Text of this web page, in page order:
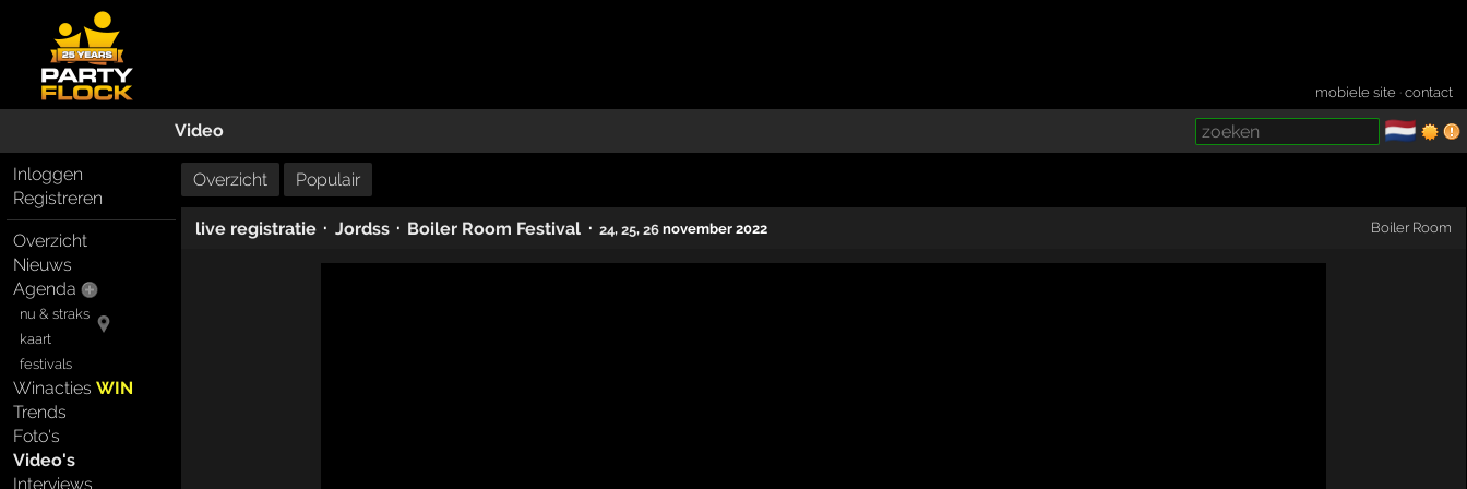
mobiele site ·contact
Video 🇳🇱
Inloggen
Registreren
Overzicht
Nieuws
Agenda
nu & straks
kaart
festivals
WinactiesWIN
Trends
Foto's
Video's
Interviews
Overzicht Populair
live registratie · Jordss · Boiler Room Festival · 24,25,26november 2022 Boiler Room